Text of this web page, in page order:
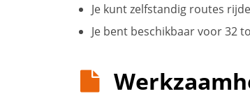
Je kunt zelfstandig routes
Je bent beschikbaar voor 32